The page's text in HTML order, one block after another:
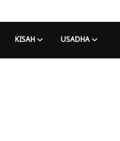
KISAH USADHA